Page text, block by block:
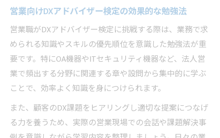
営業向けDXアドバイザー検定の効果的な勉強法
営業職がDXアドバイザー検定に挑戦する際は、業務で求
められる知識やスキルの優先順位を意識した勉強法が重
要です。特にOA機器やITセキュリティ機器など、法人営
業で頻出する分野に関連する章や設問から集中的に学ぶ
ことで、効率よく知識を身につけられます。
また、顧客のDX課題をヒアリングし適切な提案につなげ
る力を養うため、実際の営業現場での会話や課題解決事